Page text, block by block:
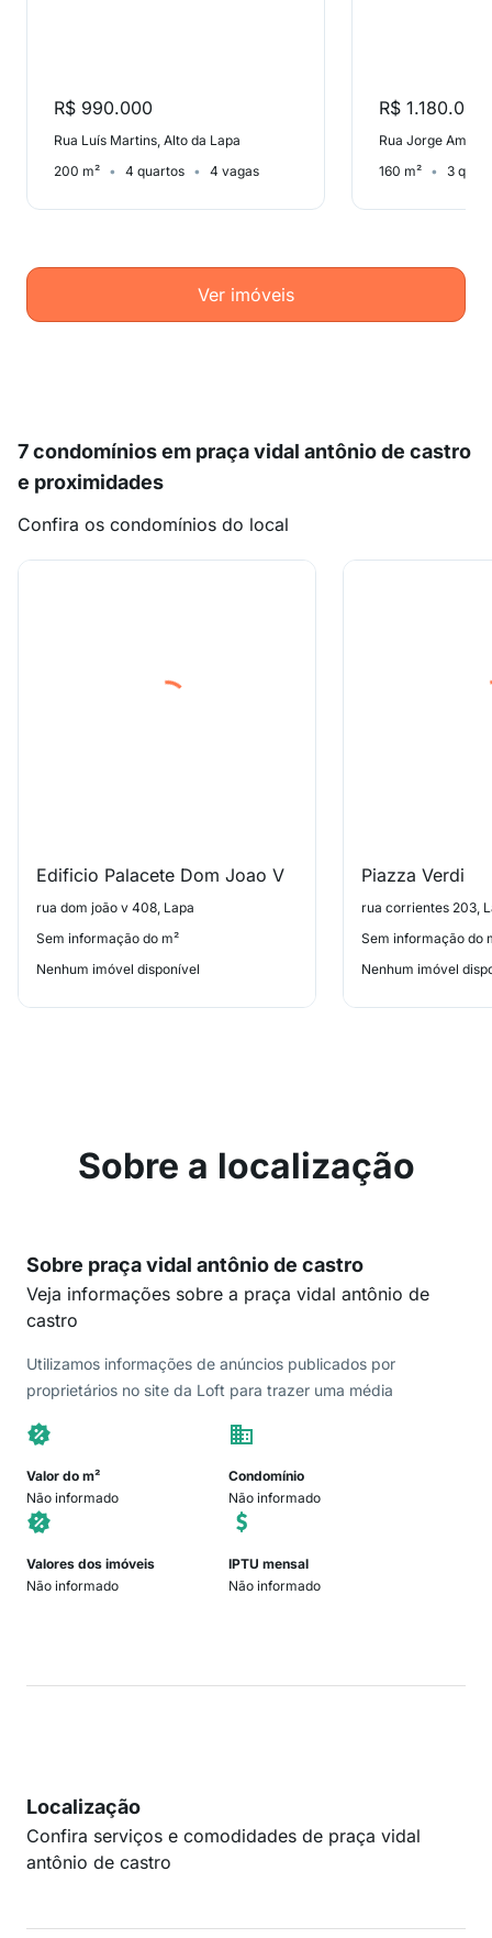
R$ 990.000
Rua Luís Martins, Alto da Lapa
200 m²
4 quartos 4 vagas
R$ 1.180.000
Rua Jorge
160 m²
3
Ver imóveis
7 condomínios em praça vidal antônio de castro
e proximidades
Confira os condomínios do local
Edificio Palacete Dom Joao V
rua dom joão v 408, Lapa
Sem informação do m²
Nenhum imóvel disponível
Piazza Verdi
rua corrientes 203,
Sem informação do
Nenhum imóvel
Sobre a localização
Sobre praça vidal antônio de castro
Veja informações sobre a praça vidal antônio de
castro
Utilizamos informações de anúncios publicados por
proprietários no site da Loft para trazer uma média
Valor do m²
Não informado
Condomínio
Não informado
Valores dos imóveis
Não informado
IPTU mensal
Não informado
Localização
Confira serviços e comodidades de praça vidal
antônio de castro